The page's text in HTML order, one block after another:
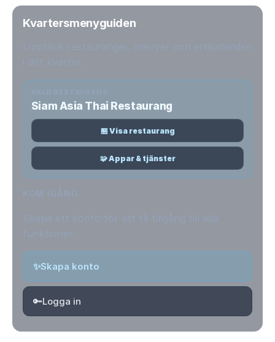
Kvartersmenyguiden
Siam Asia Thai Restaurang
🏪 Visa restaurang
🧩 Appar & tjänster
✨Skapa konto
🔑Logga in